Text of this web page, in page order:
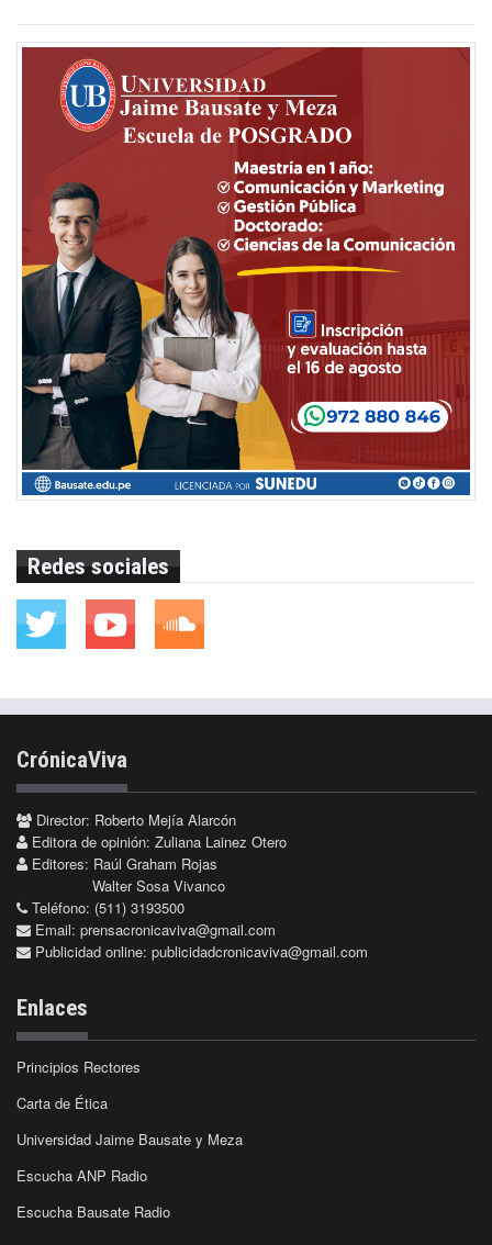
Redes sociales
CrónicaViva
Director: Roberto Mejía Alarcón
Editora de opinión: Zuliana Lainez Otero
Editores: Raúl Graham Rojas
Walter Sosa Vivanco
Teléfono: (511) 3193500
Email: prensacronicaviva@gmail.com
Publicidad online: publicidadcronicaviva@gmail.com
Enlaces
Principios Rectores
Carta de Ética
Universidad Jaime Bausate y Meza
Escucha ANP Radio
Escucha Bausate Radio